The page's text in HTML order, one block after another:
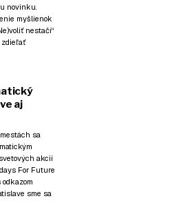
novinku.
myšlienok
nestačí“
zdieľať
aj
sa
akcií
For Future
sme sa